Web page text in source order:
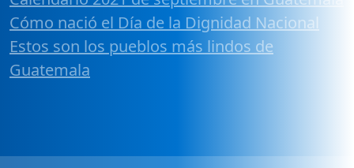
Cómo nació el Día de la Dignidad Nacional
Estos son los pueblos más lindos de
Guatemala